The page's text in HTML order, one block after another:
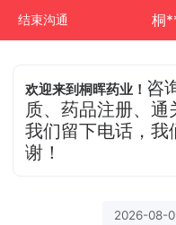
结束沟通 桐
欢迎来到桐晖药业！ 咨
质、药品注册、通
我们留下电话，我
谢！
2026-08-